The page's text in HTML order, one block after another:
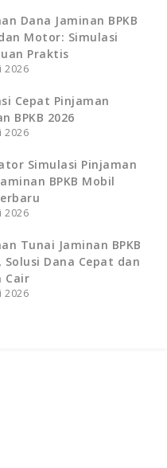
Dana Jaminan BPKB
Motor: Simulasi
Praktis
2026
Cepat Pinjaman
BPKB 2026
2026
Simulasi Pinjaman
BPKB Mobil
2026
Tunai Jaminan BPKB
Dana Cepat dan
Cair
2026